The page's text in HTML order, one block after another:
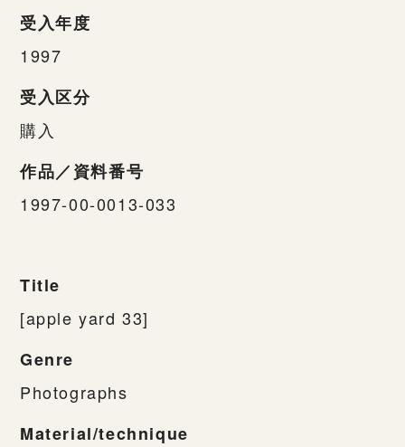
受入年度
1997
受入区分
購入
作品／資料番号
1997-00-0013-033
Title
[apple yard 33]
Genre
Photographs
Material/technique